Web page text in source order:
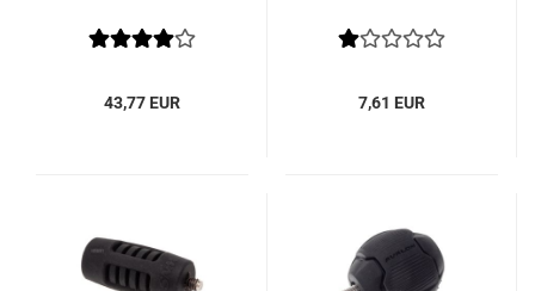
43,77 EUR 7,61 EUR